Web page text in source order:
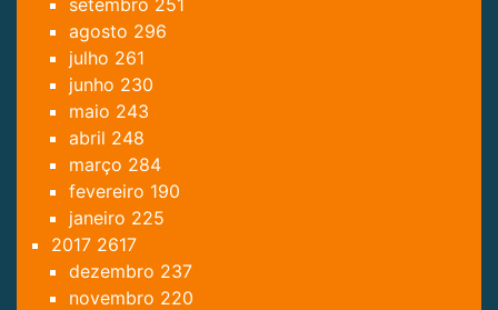
agosto 296
julho 261
junho 230
maio 243
abril 248
março 284
fevereiro 190
janeiro 225
2017 2617
dezembro 237
novembro 220